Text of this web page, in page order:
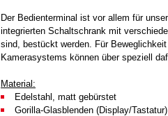
Der Bedienterminal ist vor allem für
integrierten Schaltschrank mit
sind, bestückt werden. Für
Kamerasystems können über speziell
Material:
Edelstahl, matt gebürstet
Gorilla-Glasblenden (Display/Tastatur)